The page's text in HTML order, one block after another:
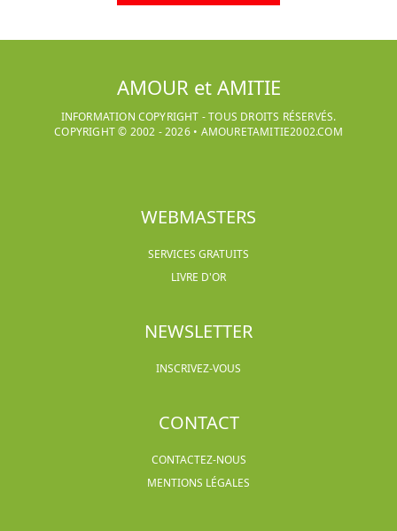
AMOUR et AMITIE
INFORMATION COPYRIGHT - TOUS DROITS RÉSERVÉS.
COPYRIGHT © 2002 -2026• AMOURETAMITIE2002.COM
WEBMASTERS
SERVICES GRATUITS
LIVRE D'OR
NEWSLETTER
INSCRIVEZ-VOUS
CONTACT
CONTACTEZ-NOUS
MENTIONS LÉGALES